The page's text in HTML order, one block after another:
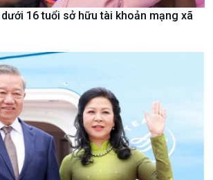
trường
Sống chung với biến đổi
khí hậu
16 tuổi sở hữu tài khoản mạng xã